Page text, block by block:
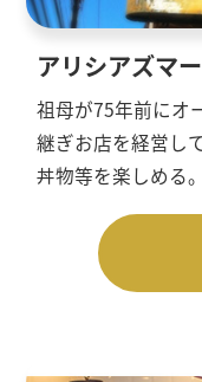
アリシアズマ
祖母が75年前にオ
継ぎお店を経営し
丼物等を楽しめる。